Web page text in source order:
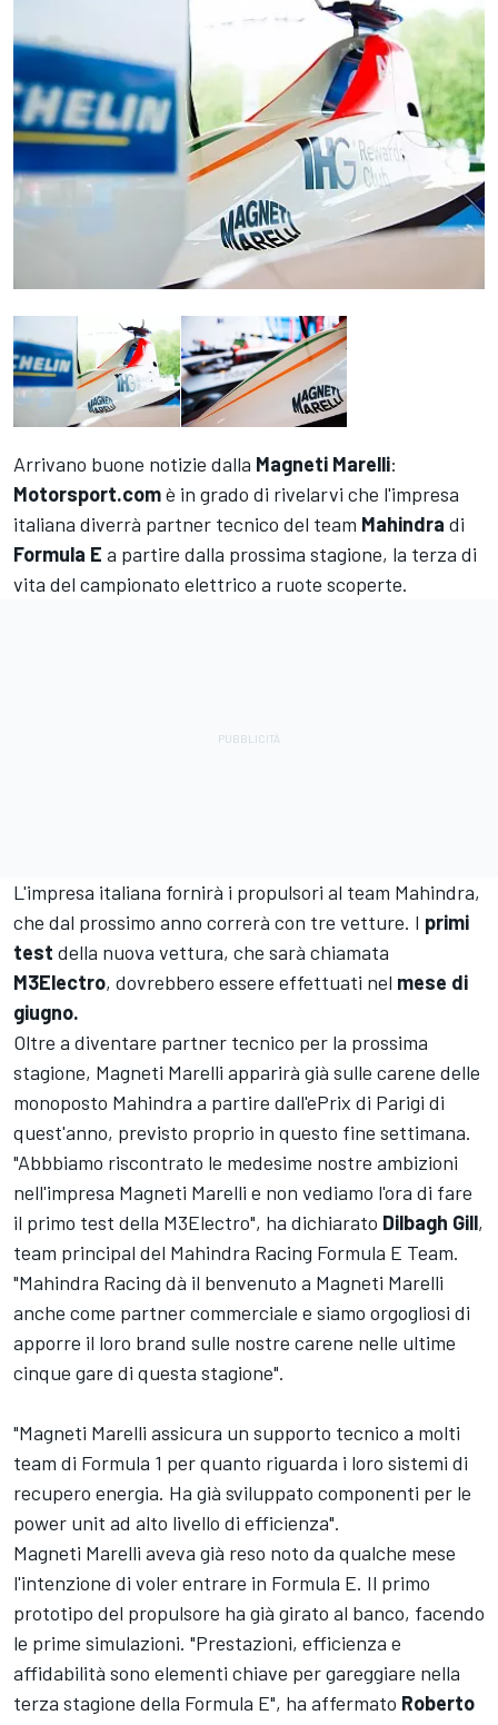
Arrivano buone notizie dalla Magneti Marelli:
Motorsport.comè in grado di rivelarvi che l'impresa
italiana diverrà partner tecnico del team Mahindra di
Formula E a partire dalla prossima stagione, la terza di
vita del campionato elettrico a ruote scoperte.
L'impresa italiana fornirà i propulsori al team Mahindra,
che dal prossimo anno correrà con tre vetture. I primi
test della nuova vettura, che sarà chiamata
M3Electro, dovrebbero essere effettuati nel mese di
giugno.
Oltre a diventare partner tecnico per la prossima
stagione, Magneti Marelli apparirà già sulle carene delle
monoposto Mahindra a partire dall'ePrix di Parigi di
quest'anno, previsto proprio in questo fine settimana.
"Abbbiamo riscontrato le medesime nostre ambizioni
nell'impresa Magneti Marelli e non vediamo l'ora di fare
il primo test della M3Electro", ha dichiarato Dilbagh Gill,
team principal del Mahindra Racing Formula E Team.
"Mahindra Racing dà il benvenuto a Magneti Marelli
anche come partner commerciale e siamo orgogliosi di
apporre il loro brand sulle nostre carene nelle ultime
cinque gare di questa stagione".
"Magneti Marelli assicura un supporto tecnico a molti
team di Formula 1 per quanto riguarda i loro sistemi di
recupero energia. Ha già sviluppato componenti per le
power unit ad alto livello di efficienza".
Magneti Marelli aveva già reso noto da qualche mese
l'intenzione di voler entrare in Formula E. Il primo
prototipo del propulsore ha già girato al banco, facendo
le prime simulazioni. "Prestazioni, efficienza e
affidabilità sono elementi chiave per gareggiare nella
terza stagione della Formula E", ha affermato Roberto